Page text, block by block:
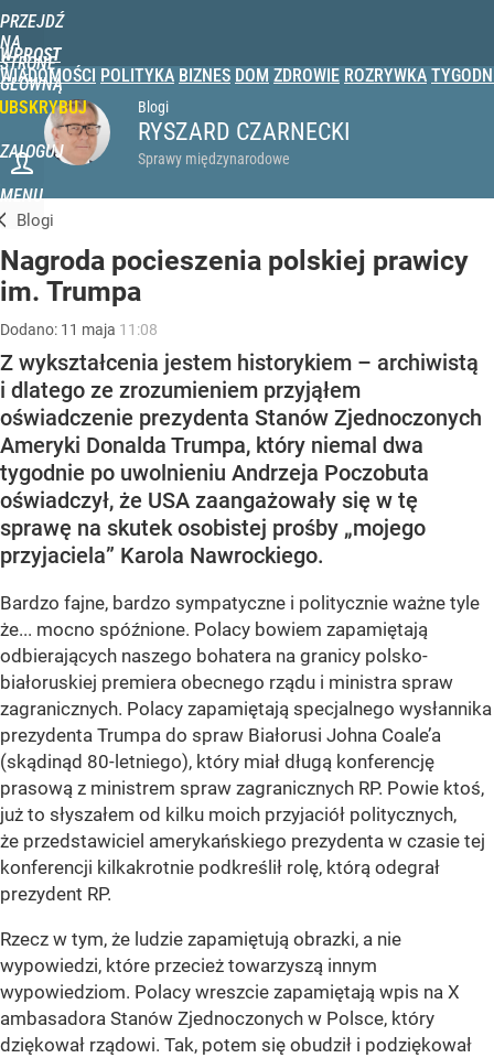
PRZEJDŹ
NA
STRONĘ
GŁÓWNĄ
WPROST
WIADOMOŚCI POLITYKA BIZNES DOM ZDROWIE ROZRYWKA
ZALOGUJ
MENU
Blogi
RYSZARD CZARNECKI
Sprawy międzynarodowe
Blogi
Nagroda pocieszenia polskiej prawicy
im. Trumpa
Dodano: 11 maja 11:08
Z wykształcenia jestem historykiem – archiwistą
i dlatego ze zrozumieniem przyjąłem
oświadczenie prezydenta Stanów Zjednoczonych
Ameryki Donalda Trumpa, który niemal dwa
tygodnie po uwolnieniu Andrzeja Poczobuta
oświadczył, że USA zaangażowały się w tę
sprawę na skutek osobistej prośby „mojego
przyjaciela” Karola Nawrockiego.
Bardzo fajne, bardzo sympatyczne i politycznie ważne tyle
że... mocno spóźnione. Polacy bowiem zapamiętają
odbierających naszego bohatera na granicy polsko-
białoruskiej premiera obecnego rządu i ministra spraw
zagranicznych. Polacy zapamiętają specjalnego wysłannika
prezydenta Trumpa do spraw Białorusi Johna Coale’a
(skądinąd 80-letniego), który miał długą konferencję
prasową z ministrem spraw zagranicznych RP. Powie ktoś,
już to słyszałem od kilku moich przyjaciół politycznych,
że przedstawiciel amerykańskiego prezydenta w czasie tej
konferencji kilkakrotnie podkreślił rolę, którą odegrał
prezydent RP.
Rzecz w tym, że ludzie zapamiętują obrazki, a nie
wypowiedzi, które przecież towarzyszą innym
wypowiedziom. Polacy wreszcie zapamiętają wpis na X
ambasadora Stanów Zjednoczonych w Polsce, który
dziękował rządowi. Tak, potem się obudził i podziękował